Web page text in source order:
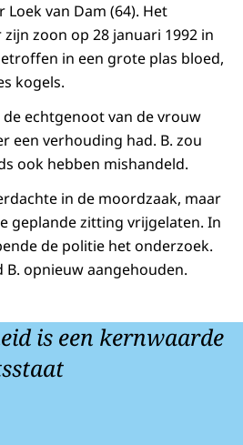
van Dam (64). Het
zoon op 28 januari 1992 in
in een grote plas bloed,
kogels.
de echtgenoot van de vrouw
een verhouding had. B. zou
ook hebben mishandeld.
in de moordzaak, maar
geplande zitting vrijgelaten. In
de politie het onderzoek.
B. opnieuw aangehouden.
is een kernwaarde